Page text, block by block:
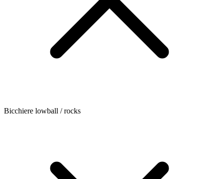
Bicchiere lowball / rocks